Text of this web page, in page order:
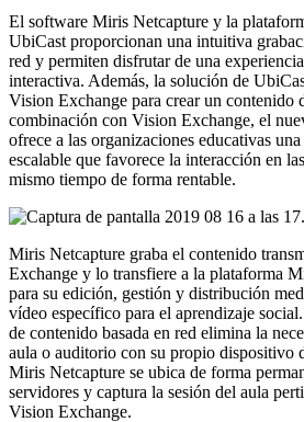
El software Miris Netcapture y la
UbiCast proporcionan una intuitiva
red y permiten disfrutar de una
interactiva. Además, la solución de
Vision Exchange para crear un contenido
combinación con Vision Exchange, el
ofrece a las organizaciones educativas
escalable que favorece la interacción en
mismo tiempo de forma rentable.
Miris Netcapture graba el contenido
Exchange y lo transfiere a la plataforma
para su edición, gestión y distribución
vídeo específico para el aprendizaje
de contenido basada en red elimina la
aula o auditorio con su propio dispositivo
Miris Netcapture se ubica de forma
servidores y captura la sesión del aula
Vision Exchange.